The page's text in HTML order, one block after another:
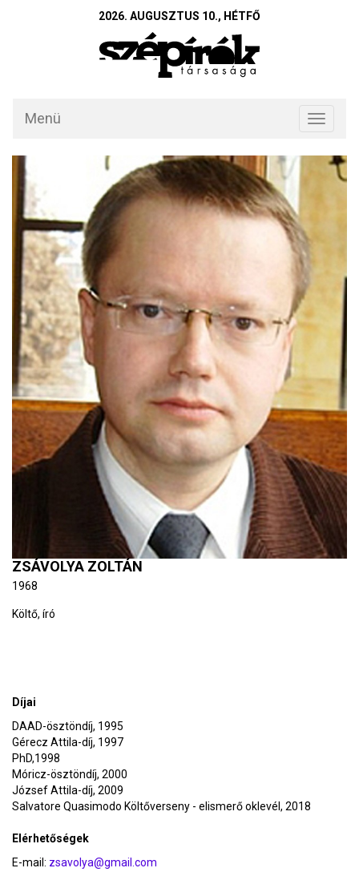
2026. AUGUSZTUS 10., HÉTFŐ
Toggle
Menü
ZSÁVOLYA ZOLTÁN
1968
Költő, író
Díjai
DAAD-ösztöndíj, 1995
Gérecz Attila-díj, 1997
PhD,1998
Móricz-ösztöndíj, 2000
József Attila-díj, 2009
Salvatore Quasimodo Költőverseny - elismerő oklevél, 2018
Elérhetőségek
E-mail: zsavolya@gmail.com